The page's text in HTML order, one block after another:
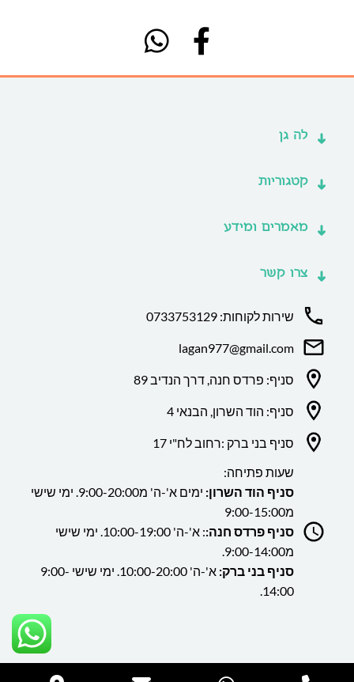
לה גן
קטגוריות
מאמרים ומידע
צרו קשר
שירות לקוחות: 0733753129
lagan977@gmail.com
סניף: פרדס חנה, דרך הנדיב 89
סניף: הוד השרון, הבנאי 4
סניף בני ברק :רחוב לח"י 17
שעות פתיחה:
סניף הוד השרון:
ימים א'-ה' מ9:00-20:00. ימי שישי
מ9:00-15:00
סניף פרדס חנה:
: א'-ה' 10:00-19:00. ימי שישי
מ9:00-14:00.
סניף בני ברק:
א'-ה' 10:00-20:00. ימי שישי 9:00-
14:00.